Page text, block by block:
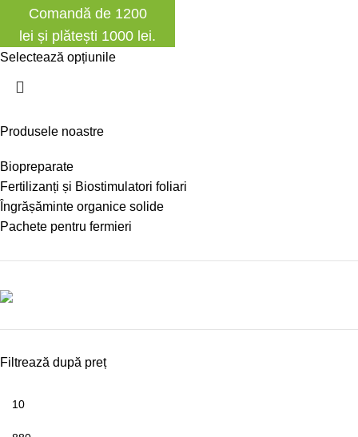
Produsele noastre
Biopreparate
Fertilizanți și Biostimulatori foliari
Îngrășăminte organice solide
Pachete pentru fermieri
Filtrează după preț
Comandă de 1200
lei și plătești 1000 lei.
Selectează opțiunile